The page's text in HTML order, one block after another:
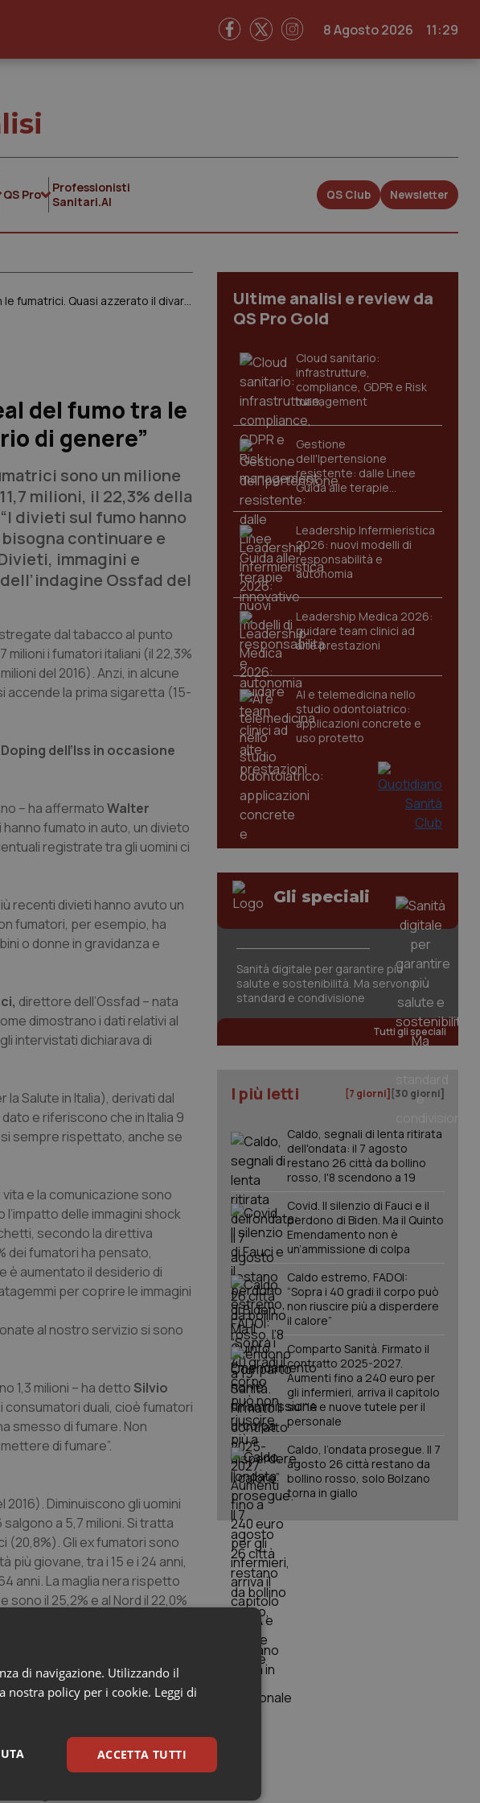
8 Agosto 2026 11:29
QS Pro
Professionisti
Sanitari.AI
QS Club Newsletter
Giornata mondiale senza tabacco. Iss: “Cresce l’appeal del fumo tra le donne: sono 6 mln le fumatrici. Quasi azzerato il divario di genere”
del fumo tra le
di genere”
sono un milione
milioni, il 22,3% della
divieti sul fumo hanno
continuare e
immagini e
Ossfad del
dal tabacco al punto
milioni i fumatori italiani (il 22,3%
del 2016). Anzi, in alcune
accende la prima sigaretta (15-
dell’Iss in occasione
– ha affermatoWalter
fumato in auto, un divieto
registrate tra gli uomini ci
recenti divieti hanno avuto un
fumatori, per esempio, ha
o donne in gravidanza e
direttore dell’Ossfad – nata
dimostrano i dati relativi al
intervistati dichiarava di
Salute in Italia), derivati dal
e riferiscono che in Italia 9
sempre rispettato, anche se
e la comunicazione sono
delle immagini shock
secondo la direttiva
dei fumatori ha pensato,
è aumentato il desiderio di
per coprire le immagini
al nostro servizio si sono
1,3 milioni – ha detto Silvio
duali, cioè fumatori
smesso di fumare. Non
di fumare”.
2016). Diminuiscono gli uomini
a 5,7 milioni. Si tratta
(20,8%). Gli ex fumatori sono
più giovane, tra i 15 e i 24 anni,
anni. La maglia nera rispetto
il 25,2% e al Nord il 22,0%
a quella dei fumatori (22%).
il consumo prevalente di
rispetto alle donne (12,8).
ha iniziato a fumare prima
da consumatori duali che
Chi ha usato la sigaretta
(l’11,9%), mentre il
sigarette tradizionali.
Ultime analisi e review da
QS Pro Gold
Cloud sanitario:
infrastrutture,
compliance, GDPR e Risk
management
Gestione
dell'Ipertensione
resistente: dalle Linee
Guida alle terapie
innovative
Leadership Infermieristica
2026: nuovi modelli di
responsabilità e
autonomia
Leadership Medica 2026:
guidare team clinici ad
alte prestazioni
AI e telemedicina nello
studio odontoiatrico:
applicazioni concrete e
uso protetto
Gli speciali
Sanità digitale per garantire più
salute e sostenibilità. Ma servono
standard e condivisione
Tutti gli speciali
I più letti [7 giorni] [30 giorni]
Caldo, segnali di lenta ritirata
dell'ondata: il 7 agosto
restano 26 città da bollino
rosso, l'8 scendono a 19
Covid. Il silenzio di Fauci e il
perdono di Biden. Ma il Quinto
Emendamento non è
un’ammissione di colpa
Caldo estremo, FADOI:
“Sopra i 40 gradi il corpo può
non riuscire più a disperdere
il calore”
Comparto Sanità. Firmato il
contratto 2025-2027.
Aumenti fino a 240 euro per
gli infermieri, arriva il capitolo
sull'IA e nuove tutele per il
personale
Caldo, l’ondata prosegue. Il 7
agosto 26 città restano da
bollino rosso, solo Bolzano
torna in giallo
di navigazione. Utilizzando il
nostra policy per i cookie. Leggi di
ACCETTA TUTTI